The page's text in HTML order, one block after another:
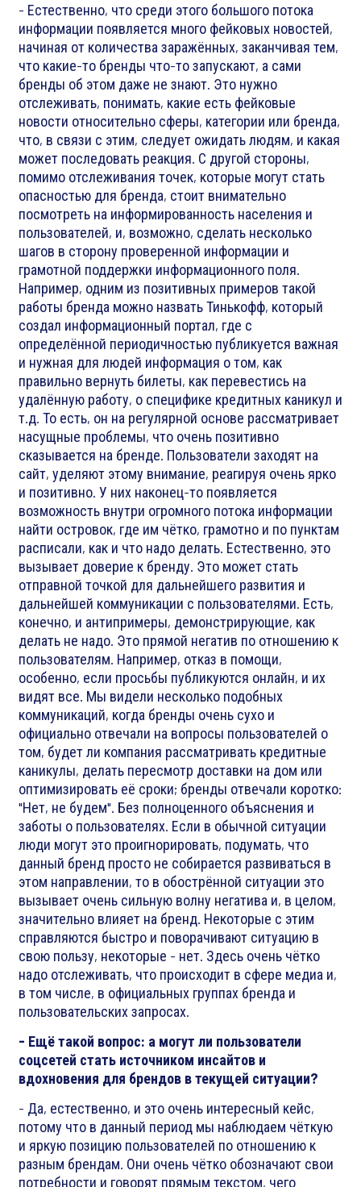
- Естественно, что среди этого большого потока
информации появляется много фейковых новостей,
начиная от количества заражённых, заканчивая тем,
что какие-то бренды что-то запускают, а сами
бренды об этом даже не знают. Это нужно
отслеживать, понимать, какие есть фейковые
новости относительно сферы, категории или бренда,
что, в связи с этим, следует ожидать людям, и какая
может последовать реакция. С другой стороны,
помимо отслеживания точек, которые могут стать
опасностью для бренда, стоит внимательно
посмотреть на информированность населения и
пользователей, и, возможно, сделать несколько
шагов в сторону проверенной информации и
грамотной поддержки информационного поля.
Например, одним из позитивных примеров такой
работы бренда можно назвать Тинькофф, который
создал информационный портал, где с
определённой периодичностью публикуется важная
и нужная для людей информация о том, как
правильно вернуть билеты, как перевестись на
удалённую работу, о специфике кредитных каникул и
т.д. То есть, он на регулярной основе рассматривает
насущные проблемы, что очень позитивно
сказывается на бренде. Пользователи заходят на
сайт, уделяют этому внимание, реагируя очень ярко
и позитивно. У них наконец-то появляется
возможность внутри огромного потока информации
найти островок, где им чётко, грамотно и по пунктам
расписали, как и что надо делать. Естественно, это
вызывает доверие к бренду. Это может стать
отправной точкой для дальнейшего развития и
дальнейшей коммуникации с пользователями. Есть,
конечно, и антипримеры, демонстрирующие, как
делать не надо. Это прямой негатив по отношению к
пользователям. Например, отказ в помощи,
особенно, если просьбы публикуются онлайн, и их
видят все. Мы видели несколько подобных
коммуникаций, когда бренды очень сухо и
официально отвечали на вопросы пользователей о
том, будет ли компания рассматривать кредитные
каникулы, делать пересмотр доставки на дом или
оптимизировать её сроки; бренды отвечали коротко:
"Нет, не будем". Без полноценного объяснения и
заботы о пользователях. Если в обычной ситуации
люди могут это проигнорировать, подумать, что
данный бренд просто не собирается развиваться в
этом направлении, то в обострённой ситуации это
вызывает очень сильную волну негатива и, в целом,
значительно влияет на бренд. Некоторые с этим
справляются быстро и поворачивают ситуацию в
свою пользу, некоторые - нет. Здесь очень чётко
надо отслеживать, что происходит в сфере медиа и,
в том числе, в официальных группах бренда и
пользовательских запросах.
- Ещё такой вопрос: а могут ли пользователи
соцсетей стать источником инсайтов и
вдохновения для брендов в текущей ситуации?
- Да, естественно, и это очень интересный кейс,
потому что в данный период мы наблюдаем чёткую
и яркую позицию пользователей по отношению к
разным брендам. Они очень чётко обозначают свои
потребности и говорят прямым текстом, чего